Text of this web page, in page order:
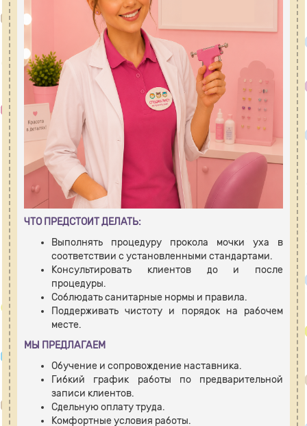
ЧТО ПРЕДСТОИТ ДЕЛАТЬ:
Выполнять процедуру прокола мочки уха в
соответствии с установленными стандартами.
Консультировать клиентов до и после
процедуры.
Соблюдать санитарные нормы и правила.
Поддерживать чистоту и порядок на рабочем
месте.
МЫ ПРЕДЛАГАЕМ
Обучение и сопровождение наставника.
Гибкий график работы по предварительной
записи клиентов.
Сдельную оплату труда.
Комфортные условия работы.